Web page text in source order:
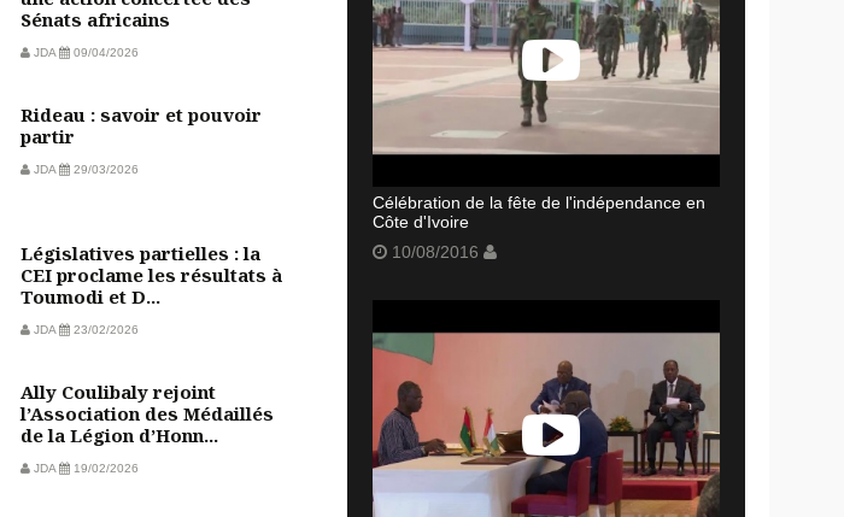
Sénats africains
JDA 09/04/2026
Rideau : savoir et pouvoir
partir
JDA 29/03/2026
Législatives partielles : la
CEI proclame les résultats à
Toumodi et D...
JDA 23/02/2026
Ally Coulibaly rejoint
l’Association des Médaillés
de la Légion d’Honn...
JDA 19/02/2026
Célébration de la fête de l'indépendance en
Côte d'Ivoire
10/08/2016